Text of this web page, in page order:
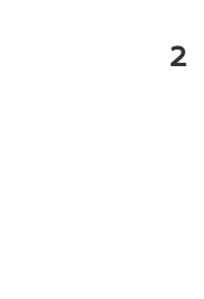
2